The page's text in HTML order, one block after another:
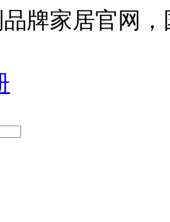
牌家居官网